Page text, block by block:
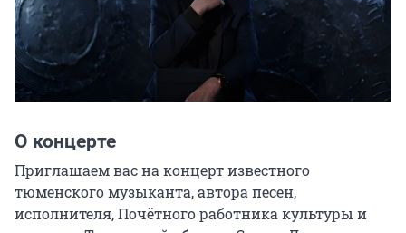
О концерте
Приглашаем вас на концерт известного
тюменского музыканта, автора песен,
исполнителя, Почётного работника культуры и